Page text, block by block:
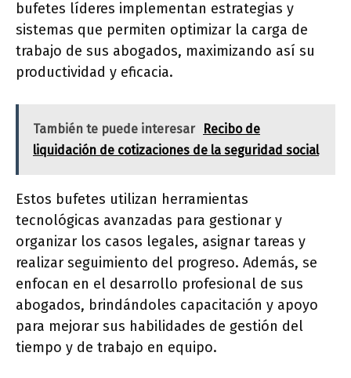
bufetes líderes implementan estrategias y
sistemas que permiten optimizar la carga de
trabajo de sus abogados, maximizando así su
productividad y eficacia.
También te puede interesar
Recibo de
liquidación de cotizaciones de la seguridad social
Estos bufetes utilizan herramientas
tecnológicas avanzadas para gestionar y
organizar los casos legales, asignar tareas y
realizar seguimiento del progreso. Además, se
enfocan en el desarrollo profesional de sus
abogados, brindándoles capacitación y apoyo
para mejorar sus habilidades de gestión del
tiempo y de trabajo en equipo.